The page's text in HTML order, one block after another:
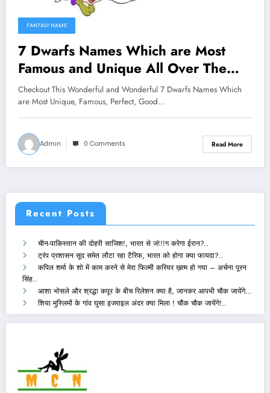
FANTASY NAME
7 Dwarfs Names Which are Most
Famous and Unique All Over The
Worlds
Checkout This Wonderful and Wonderful 7 Dwarfs Names Which
are Most Unique, Famous, Perfect, Good…
Admin 0 Comments Read More
Recent Posts
चीन-पाकिस्तान की दोहरी साजिश!, भारत से जं!!!ग करेगा ईरान?..
ट्रंप प्रशासन सूद समेत लौटा रहा टैरिफ, भारत को होगा क्या फायदा?..
कपिल शर्मा के शो में काम करने से मेरा फिल्मी करियर ख़त्म हो गया – अर्चना पूरन
सिंह..
आशा भोसले और श्रद्धा कपूर के बीच रिलेशन क्या है, जानकर आपभी चौक जायेंगे…
शिया मुस्लिमों के गांव घुसा इजराइल अंदर क्या मिला ! चौंक चौक जायेंगे!..